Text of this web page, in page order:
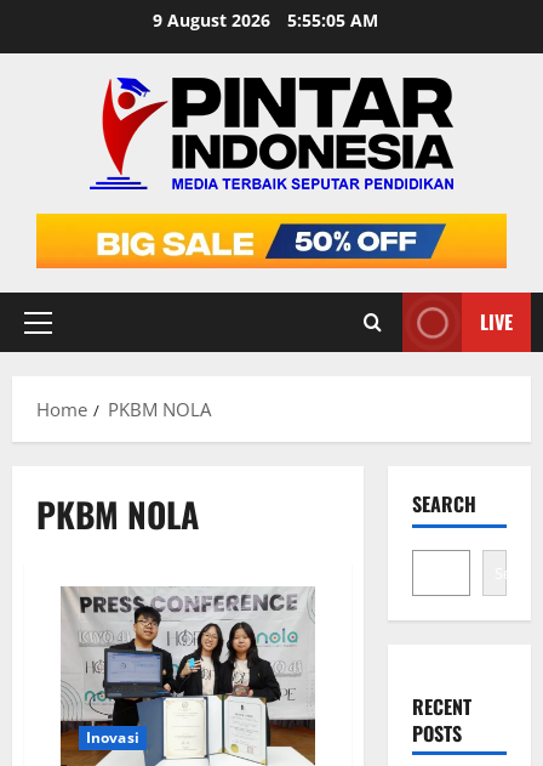
9 August 2026 5:55:06 AM
Primary
LIVE
Home PKBM NOLA
PKBM NOLA
Inovasi
SEARCH
Search
RECENT
POSTS